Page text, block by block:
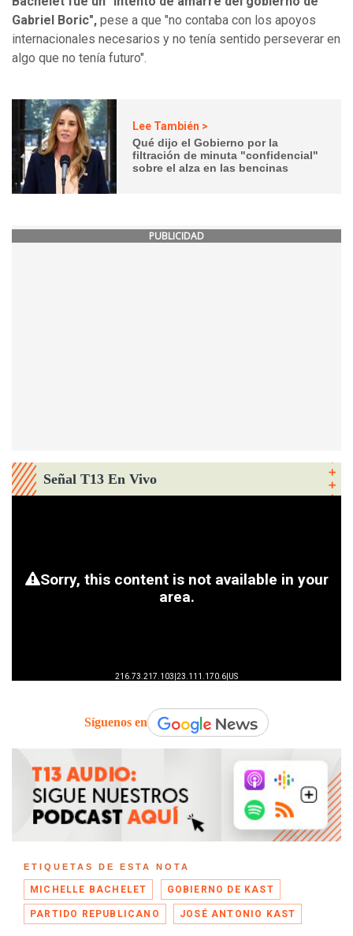
Gabriel Boric", pese a que "no contaba con los apoyos
internacionales necesarios y no tenía sentido perseverar en
algo que no tenía futuro".
Lee También >
Qué dijo el Gobierno por la
filtración de minuta "confidencial"
sobre el alza en las bencinas
PUBLICIDAD
Señal T13 En Vivo
Síguenos en
ETIQUETAS DE ESTA NOTA
MICHELLE BACHELET GOBIERNO DE KAST
PARTIDO REPUBLICANO JOSÉ ANTONIO KAST